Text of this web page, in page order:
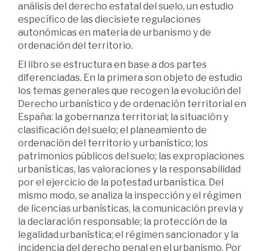
análisis del derecho estatal del suelo, un estudio
específico de las diecisiete regulaciones
autonómicas en materia de urbanismo y de
ordenación del territorio.
El libro se estructura en base a dos partes
diferenciadas. En la primera son objeto de estudio
los temas generales que recogen la evolución del
Derecho urbanístico y de ordenación territorial en
España: la gobernanza territorial; la situación y
clasificación del suelo; el planeamiento de
ordenación del territorio y urbanístico; los
patrimonios públicos del suelo; las expropiaciones
urbanísticas, las valoraciones y la responsabilidad
por el ejercicio de la potestad urbanística. Del
mismo modo, se analiza la inspección y el régimen
de licencias urbanísticas, la comunicación previa y
la declaración responsable; la protección de la
legalidad urbanística; el régimen sancionador y la
incidencia del derecho penal en el urbanismo. Por